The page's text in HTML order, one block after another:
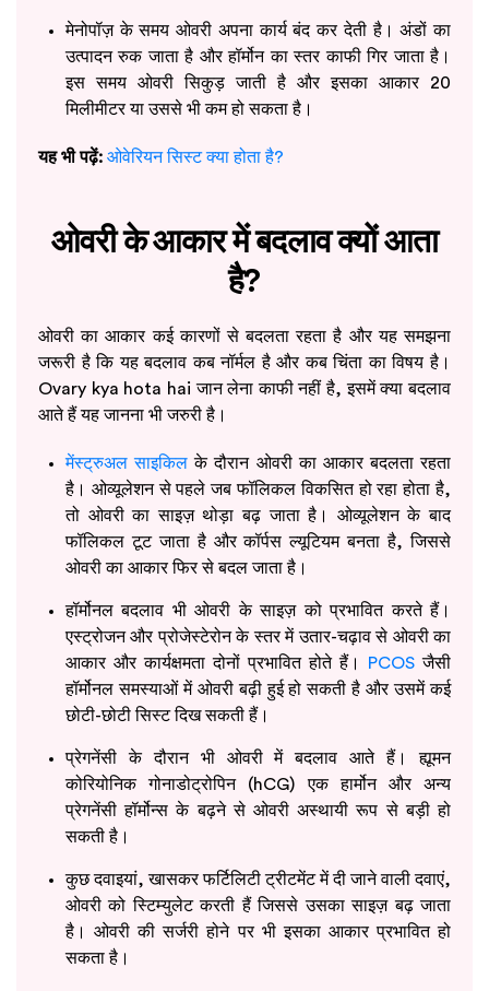
मेनोपॉज़ के समय ओवरी अपना कार्य बंद कर देती है। अंडों का
उत्पादन रुक जाता है और हॉर्मोन का स्तर काफी गिर जाता है।
इस समय ओवरी सिकुड़ जाती है और इसका आकार 20
मिलीमीटर या उससे भी कम हो सकता है।
यह भी पढ़ें: ओवेरियन सिस्ट क्या होता है?
ओवरी के आकार में बदलाव क्यों आता
है?
ओवरी का आकार कई कारणों से बदलता रहता है और यह समझना
जरूरी है कि यह बदलाव कब नॉर्मल है और कब चिंता का विषय है।
Ovary kya hota hai जान लेना काफी नहीं है, इसमें क्या बदलाव
आते हैं यह जानना भी जरुरी है।
मेंस्ट्रुअल साइकिल के दौरान ओवरी का आकार बदलता रहता
है। ओव्यूलेशन से पहले जब फॉलिकल विकसित हो रहा होता है,
तो ओवरी का साइज़ थोड़ा बढ़ जाता है। ओव्यूलेशन के बाद
फॉलिकल टूट जाता है और कॉर्पस ल्यूटियम बनता है, जिससे
ओवरी का आकार फिर से बदल जाता है।
हॉर्मोनल बदलाव भी ओवरी के साइज़ को प्रभावित करते हैं।
एस्ट्रोजन और प्रोजेस्टेरोन के स्तर में उतार-चढ़ाव से ओवरी का
आकार और कार्यक्षमता दोनों प्रभावित होते हैं।
PCOS जैसी
हॉर्मोनल समस्याओं में ओवरी बढ़ी हुई हो सकती है और उसमें कई
छोटी-छोटी सिस्ट दिख सकती हैं।
प्रेगनेंसी के दौरान भी ओवरी में बदलाव आते हैं। ह्यूमन
कोरियोनिक गोनाडोट्रोपिन (hCG) एक हार्मोन और अन्य
प्रेगनेंसी हॉर्मोन्स के बढ़ने से ओवरी अस्थायी रूप से बड़ी हो
सकती है।
कुछ दवाइयां, खासकर फर्टिलिटी ट्रीटमेंट में दी जाने वाली दवाएं,
ओवरी को स्टिम्युलेट करती हैं जिससे उसका साइज़ बढ़ जाता
है। ओवरी की सर्जरी होने पर भी इसका आकार प्रभावित हो
सकता है।